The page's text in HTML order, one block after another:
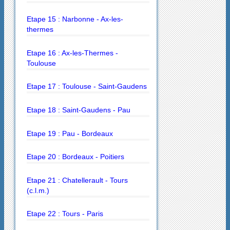
Etape 15 : Narbonne - Ax-les-
thermes
Etape 16 : Ax-les-Thermes -
Toulouse
Etape 17 : Toulouse - Saint-Gaudens
Etape 18 : Saint-Gaudens - Pau
Etape 19 : Pau - Bordeaux
Etape 20 : Bordeaux - Poitiers
Etape 21 : Chatellerault - Tours
(c.l.m.)
Etape 22 : Tours - Paris